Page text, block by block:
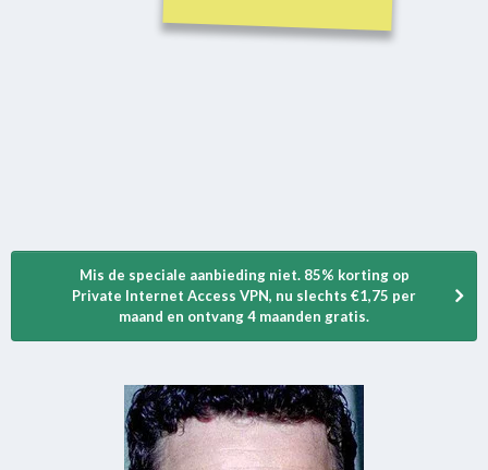
Mis de speciale aanbieding niet. 85% korting op
Private Internet Access VPN, nu slechts €1,75 per
maand en ontvang 4 maanden gratis.